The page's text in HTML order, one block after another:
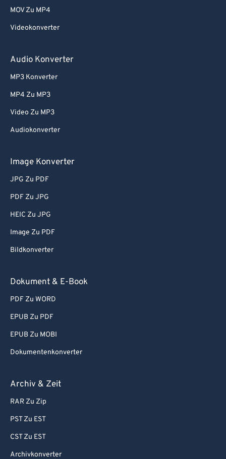
MOV Zu MP4
Videokonverter
Audio Konverter
MP3 Konverter
MP4 Zu MP3
Video Zu MP3
Audiokonverter
Image Konverter
JPG Zu PDF
PDF Zu JPG
HEIC Zu JPG
Image Zu PDF
Bildkonverter
Dokument & E-Book
PDF Zu WORD
EPUB Zu PDF
EPUB Zu MOBI
Dokumentenkonverter
Archiv & Zeit
RAR Zu Zip
PST Zu EST
CST Zu EST
Archivkonverter